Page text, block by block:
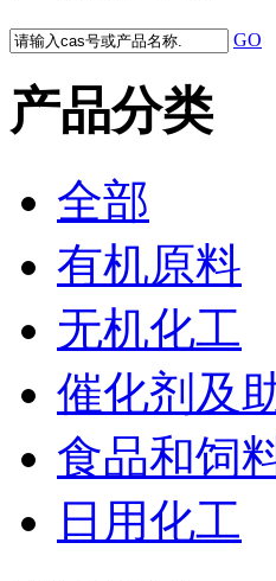
GO
产品分类
全部
有机原料
无机化工
催化剂及
食品和饲
日用化工